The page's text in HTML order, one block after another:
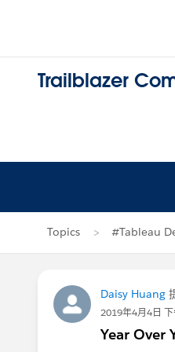
Trailblazer
Topics #Tableau
Daisy Huang
2019年4月4日
Year Over